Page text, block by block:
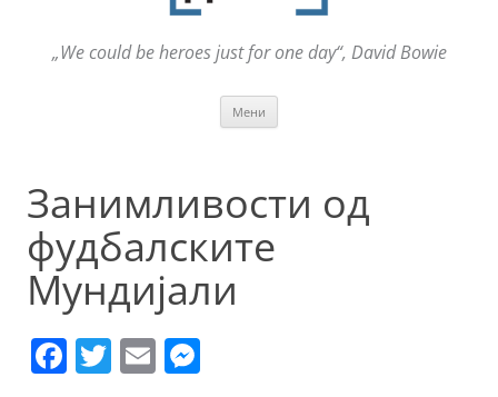
„We could be heroes just for one day“, David Bowie
Мени
Занимливости од
фудбалските
Мундијали
F T E